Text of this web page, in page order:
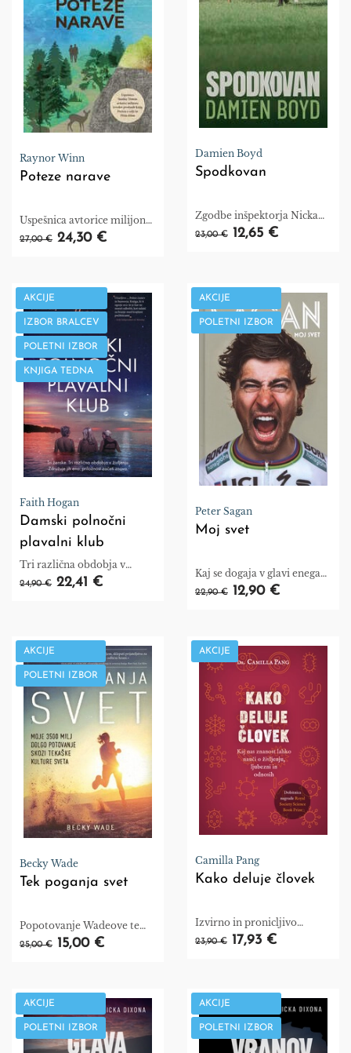
Raynor Winn
Poteze narave
Uspešnica avtorice milijona
izvodov prodanih knjig
27,00 € 24,30 €
Damien Boyd
Spodkovan
Zgodbe inšpektorja Nicka
Dixona, knjiga 3
23,00 € 12,65 €
AKCIJE
IZBOR BRALCEV
POLETNI IZBOR
KNJIGA TEDNA
Faith Hogan
Damski polnočni
plavalni klub
Tri različna obdobja v
življenju
24,90 € 22,41 €
AKCIJE
POLETNI IZBOR
Peter Sagan
Moj svet
Kaj se dogaja v glavi enega
največjih zvezdnikov
nemogoče.
22,90 € 12,90 €
AKCIJE
POLETNI IZBOR
Becky Wade
Tek poganja svet
Popotovanje Wadeove te
pritegne kot prelepa tekaška
25,00 € 15,00 €
AKCIJE
Camilla Pang
Kako deluje človek
Izvirno in pronicljivo
raziskovanje človeške
23,90 € 17,93 €
AKCIJE
POLETNI IZBOR
AKCIJE
POLETNI IZBOR